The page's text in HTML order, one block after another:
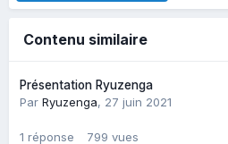
Contenu similaire
Présentation Ryuzenga
Par Ryuzenga, 27 juin 2021
1 réponse 799 vues